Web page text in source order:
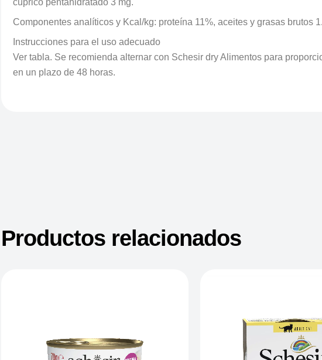
cúprico pentahidratado 3 mg.
Componentes analíticos y Kcal/kg: proteína 11%, aceites y grasas brutos
Instrucciones para el uso adecuado
Ver tabla. Se recomienda alternar con Schesir dry Alimentos para
en un plazo de 48 horas.
Productos relacionados